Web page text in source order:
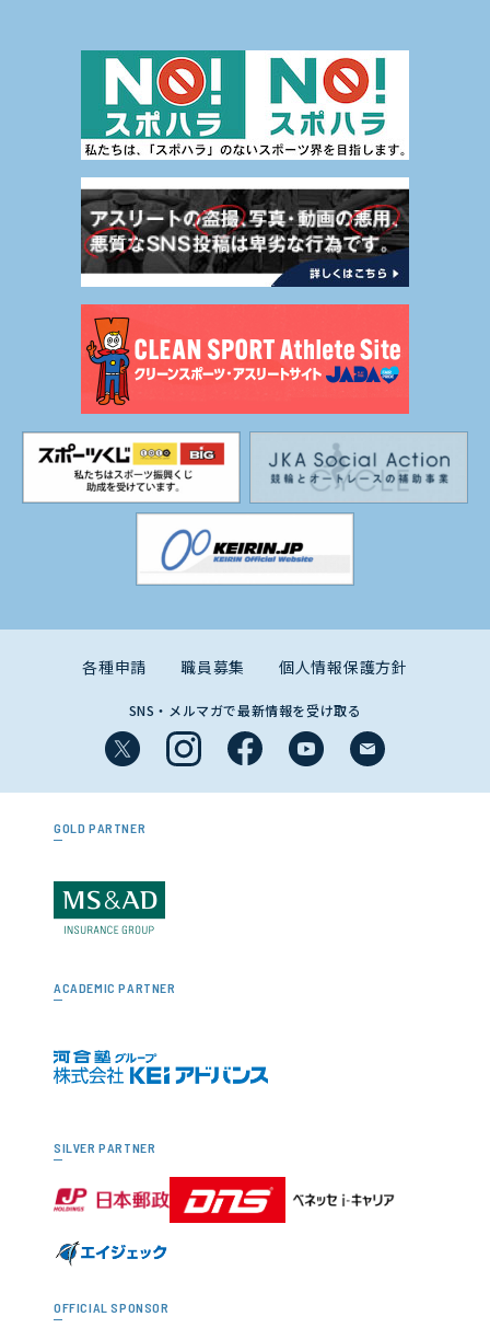
各種申請 職員募集 個人情報保護方針
SNS・メルマガで最新情報を受け取る
GOLD PARTNER
ACADEMIC PARTNER
SILVER PARTNER
OFFICIAL SPONSOR